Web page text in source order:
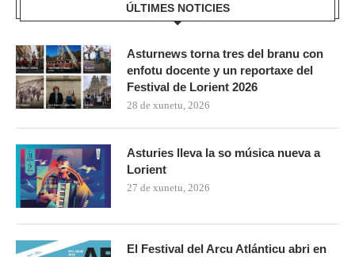
ÚLTIMES NOTICIES
Asturnews torna tres del branu con
enfotu docente y un reportaxe del
Festival de Lorient 2026
28 de xunetu, 2026
Asturies lleva la so música nueva a
Lorient
27 de xunetu, 2026
El Festival del Arcu Atlánticu abri en